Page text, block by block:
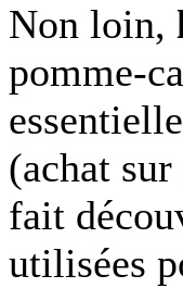
Non loin,
pomme-
(achat
fait
utilisées